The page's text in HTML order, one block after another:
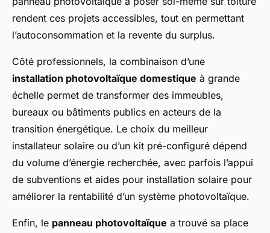
rendent ces projets accessibles, tout en permettant
l’autoconsommation et la revente du surplus.
Côté professionnels, la combinaison d’une
installation photovoltaïque domestique à grande
échelle permet de transformer des immeubles,
bureaux ou bâtiments publics en acteurs de la
transition énergétique. Le choix du meilleur
installateur solaire ou d’un kit pré-configuré dépend
du volume d’énergie recherchée, avec parfois l’appui
de subventions et aides pour installation solaire pour
améliorer la rentabilité d’un système photovoltaïque.
Enfin, le panneau photovoltaïque a trouvé sa place